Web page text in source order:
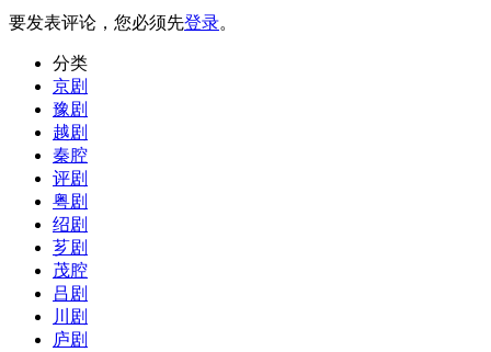
要发表评论，您必须先登录。
分类
京剧
豫剧
越剧
秦腔
评剧
粤剧
绍剧
芗剧
茂腔
吕剧
川剧
庐剧